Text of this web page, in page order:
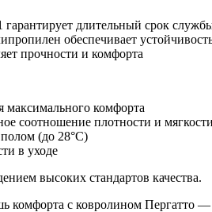
гарантирует длительный срок
обеспечивает
прочности и комфорта
комфорта
соотношение плотности и мягкости
(до 28°C)
в уходе
высоких стандартов качества.
комфорта с ковролином Пергатто